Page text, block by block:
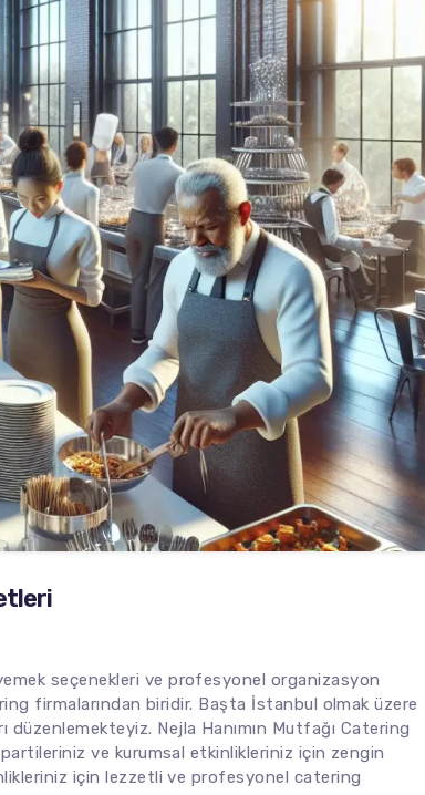
seçenekleri ve profesyonel organizasyon
firmalarından biridir. Başta İstanbul olmak üzere
Nejla Hanımın Mutfağı Catering
ve kurumsal etkinlikleriniz için zengin
için lezzetli ve profesyonel catering